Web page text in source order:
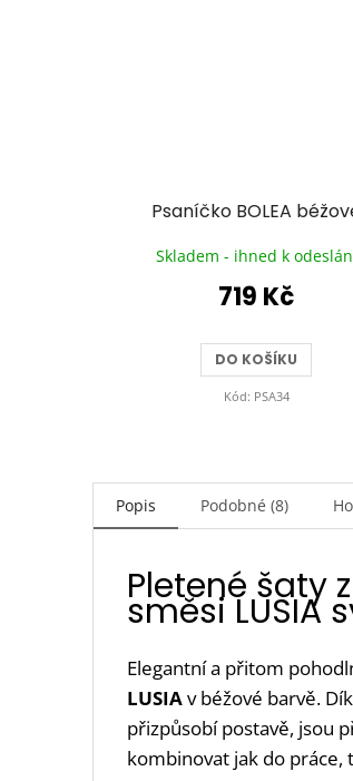
Psaníčko BOLEA
Skladem - ihned k
719 Kč
DO KOŠÍKU
Kód: PSA34
Popis Podobné (8)
Pletené šaty
směsi LUSIA
Elegantní a přitom
LUSIAv béžové barvě.
přizpůsobí postavě, jsou
kombinovat jak do práce,